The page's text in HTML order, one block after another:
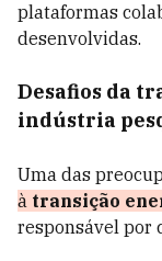
plataformas
desenvolvidas.
Desafios da
indústria
Uma das
à transição
responsável por